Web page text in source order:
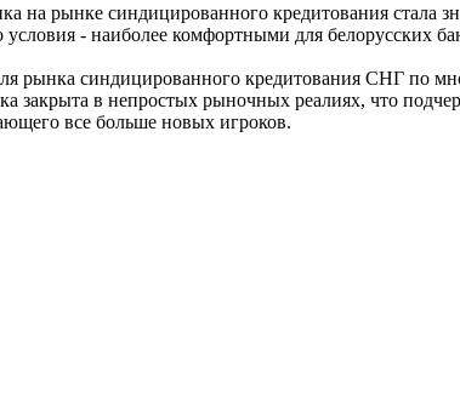
на рынке синдицированного кредитования стала
- наиболее комфортными для белорусских
рынка синдицированного кредитования СНГ по
закрыта в непростых рыночных реалиях, что
все больше новых игроков.